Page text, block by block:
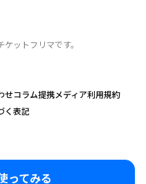
ってみる
ットフリマです。
せコラム提携メディア利用規約
く表記